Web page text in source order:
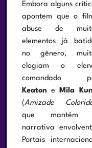
Embora alguns
apontem que o
abuse de
elementos já
no gênero,
elogiam o
comandado
KeatoneMila
(Amizade
que mantém
narrativa
Portais